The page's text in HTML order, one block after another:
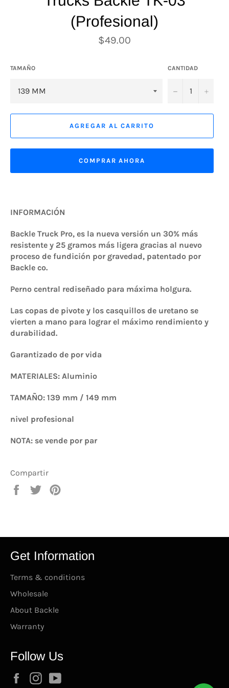
(Profesional)
Precio
habitual
$49.00
TAMAÑO CANTIDAD
− +
AGREGAR AL CARRITO
COMPRAR AHORA
INFORMACIÓN
Backle Truck Pro, es la nueva versión un 30% más
resistente y 25 gramos más ligera gracias al nuevo
proceso de fundición por gravedad, patentado por
Backle co.
Perno central rediseñado para máxima holgura.
Las copas de pivote y los casquillos de uretano se
vierten a mano para lograr el máximo rendimiento y
durabilidad.
Garantizado de por vida
MATERIALES: Aluminio
TAMAÑO: 139 mm / 149 mm
nivel profesional
NOTA: se vende por par
Compartir
Compartir
Tuitear
Get Information
Terms & conditions
Wholesale
About Backle
Warranty
Follow Us
FacebookInstagram